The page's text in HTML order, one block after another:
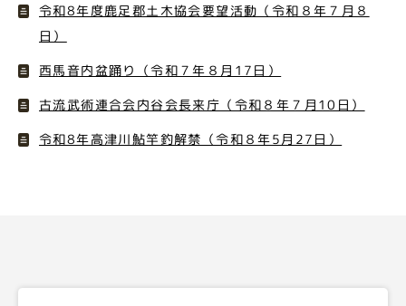
令和8年度鹿足郡土木協会要望活動（令和８年７月８
日）
西馬音内盆踊り（令和７年８月17日）
古流武術連合会内谷会長来庁（令和８年７月10日）
令和8年高津川鮎竿釣解禁（令和８年5月27日）